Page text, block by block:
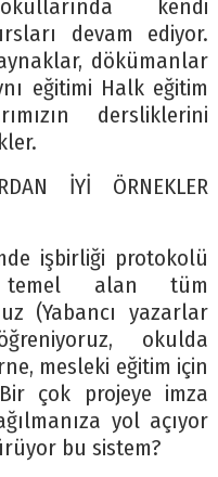
kendi
devam ediyor.
dökümanlar
eğitimi Halk eğitim
dersliklerini
İYİ ÖRNEKLER
işbirliği protokolü
temel alan tüm
(Yabancı yazarlar
okulda
mesleki eğitim için
çok projeye imza
yol açıyor
bu sistem?